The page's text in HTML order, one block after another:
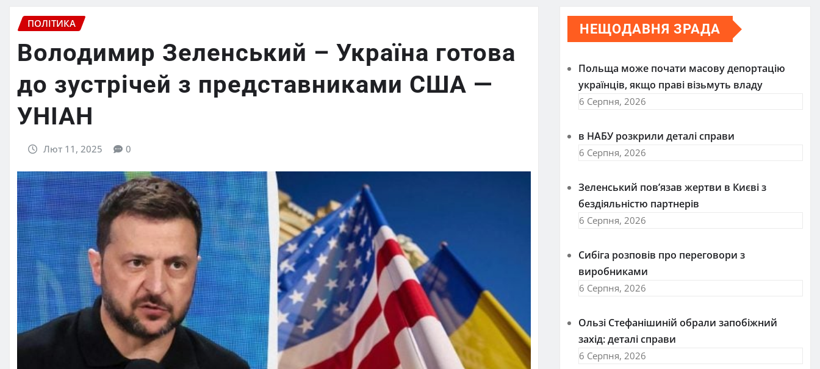
ПОЛІТИКА
Володимир Зеленський – Україна готова
до зустрічей з представниками США —
УНІАН
Лют 11, 2025 0
НЕЩОДАВНЯ ЗРАДА
Польща може почати масову депортацію
українців, якщо праві візьмуть владу
6 Серпня, 2026
в НАБУ розкрили деталі справи
6 Серпня, 2026
Зеленський пов’язав жертви в Києві з
бездіяльністю партнерів
6 Серпня, 2026
Сибіга розповів про переговори з
виробниками
6 Серпня, 2026
Ользі Стефанішиній обрали запобіжний
захід: деталі справи
6 Серпня, 2026